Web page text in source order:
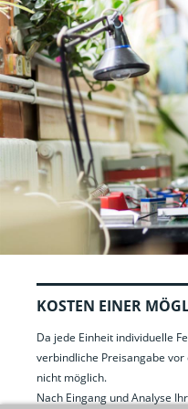
KOSTEN EINER
Da jede Einheit individuelle
verbindliche Preisangabe
nicht möglich.
Nach Eingang und Analyse